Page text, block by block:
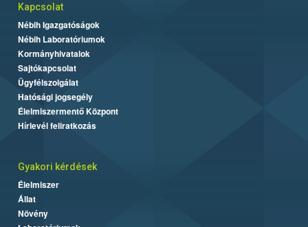
Kapcsolat
Nébih Igazgatóságok
Nébih Laboratóriumok
Kormányhivatalok
Sajtókapcsolat
Ügyfélszolgálat
Hatósági jogsegély
Élelmiszermentő Központ
Hírlevél feliratkozás
Gyakori kérdések
Élelmiszer
Állat
Növény